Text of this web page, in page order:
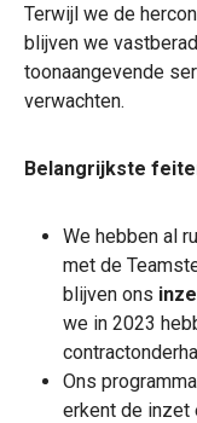
Terwijl we de
blijven we
toonaangevende
verwachten.
Belangrijkste
We hebben al
met de
blijven ons
we in 2023
Ons
erkent de inzet